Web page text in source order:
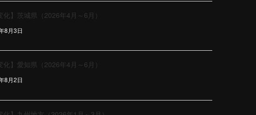
化】茨城県（2026年4月～6月）
8月3日
化】愛知県（2026年4月～6月）
8月2日